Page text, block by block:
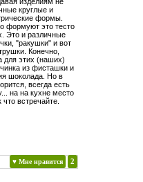
круглые и
формы.
формуют это тесто
Это и различные
"ракушки" и вот
Конечно,
для этих (наших)
из фисташки и
шоколада. Но в
всегда есть
на на кухне место
встречайте.
♥ Мне нравится 2